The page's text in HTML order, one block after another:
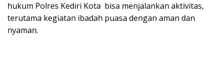
hukum Polres Kediri Kota bisa menjalankan aktivitas,
terutama kegiatan ibadah puasa dengan aman dan
nyaman.